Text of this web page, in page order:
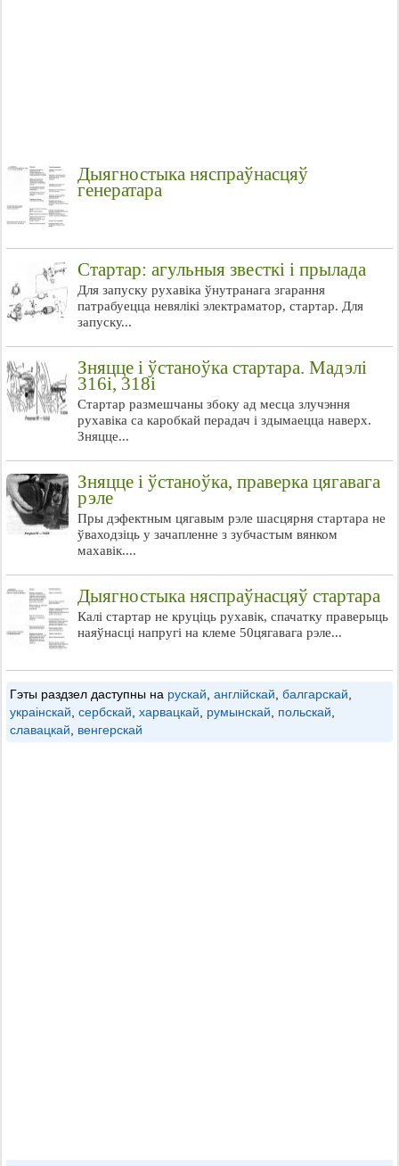
Дыягностыка няспраўнасцяў
генератара
Стартар: агульныя звесткі і прылада
Для запуску рухавіка ўнутранага згарання
патрабуецца невялікі электраматор, стартар. Для
запуску...
Зняцце і ўстаноўка стартара. Мадэлі
316i, 318i
Стартар размешчаны збоку ад месца злучэння
рухавіка са каробкай перадач і здымаецца наверх.
Зняцце...
Зняцце і ўстаноўка, праверка цягавага
рэле
Пры дэфектным цягавым рэле шасцярня стартара не
ўваходзіць у зачапленне з зубчастым вянком
махавік....
Дыягностыка няспраўнасцяў стартара
Калі стартар не круціць рухавік, спачатку праверыць
наяўнасці напругі на клеме 50цягавага рэле...
Гэты раздзел даступны на рускай англійскай балгарскай
украінскай сербскай харвацкай румынскай польскай
славацкай
венгерскай